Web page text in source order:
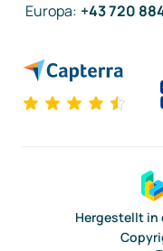
Europa: +43 720
Hergestellt in